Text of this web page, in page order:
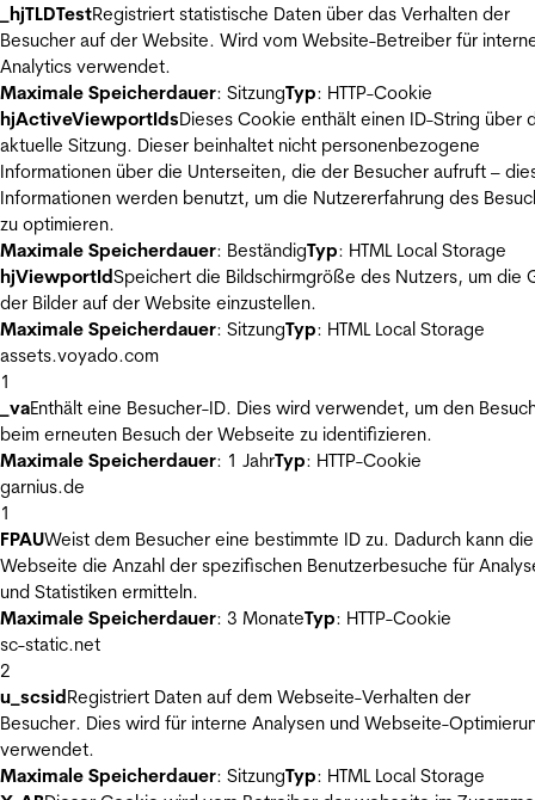
_hjTLDTestRegistriert statistische Daten über das Verhalten der
Besucher auf der Website. Wird vom Website-Betreiber für
Analytics verwendet.
Maximale Speicherdauer: SitzungTyp: HTTP-Cookie
hjActiveViewportIdsDieses Cookie enthält einen ID-String über
aktuelle Sitzung. Dieser beinhaltet nicht personenbezogene
Informationen über die Unterseiten, die der Besucher aufruft –
Informationen werden benutzt, um die Nutzererfahrung des
zu optimieren.
Maximale Speicherdauer: BeständigTyp: HTML Local Storage
hjViewportIdSpeichert die Bildschirmgröße des Nutzers, um die
der Bilder auf der Website einzustellen.
Maximale Speicherdauer: SitzungTyp: HTML Local Storage
assets.voyado.com
1
_vaEnthält eine Besucher-ID. Dies wird verwendet, um den
beim erneuten Besuch der Webseite zu identifizieren.
Maximale Speicherdauer: 1 JahrTyp: HTTP-Cookie
garnius.de
1
FPAUWeist dem Besucher eine bestimmte ID zu. Dadurch kann die
Webseite die Anzahl der spezifischen Benutzerbesuche für
und Statistiken ermitteln.
Maximale Speicherdauer: 3 MonateTyp: HTTP-Cookie
sc-static.net
2
u_scsidRegistriert Daten auf dem Webseite-Verhalten der
Besucher. Dies wird für interne Analysen und Webseite-
verwendet.
Maximale Speicherdauer: SitzungTyp: HTML Local Storage